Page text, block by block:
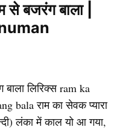
से बजरंग बाला |
लिरिक्स ram ka
bala राम का सेवक प्यारा
लंका में काल यो आ गया,